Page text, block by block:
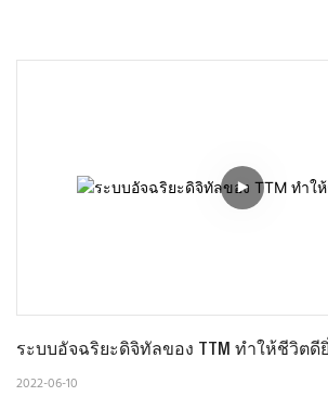
ระบบอัจฉริยะดิจิทัลของ TTM ทำให้ชีวิตดี
2022-06-10